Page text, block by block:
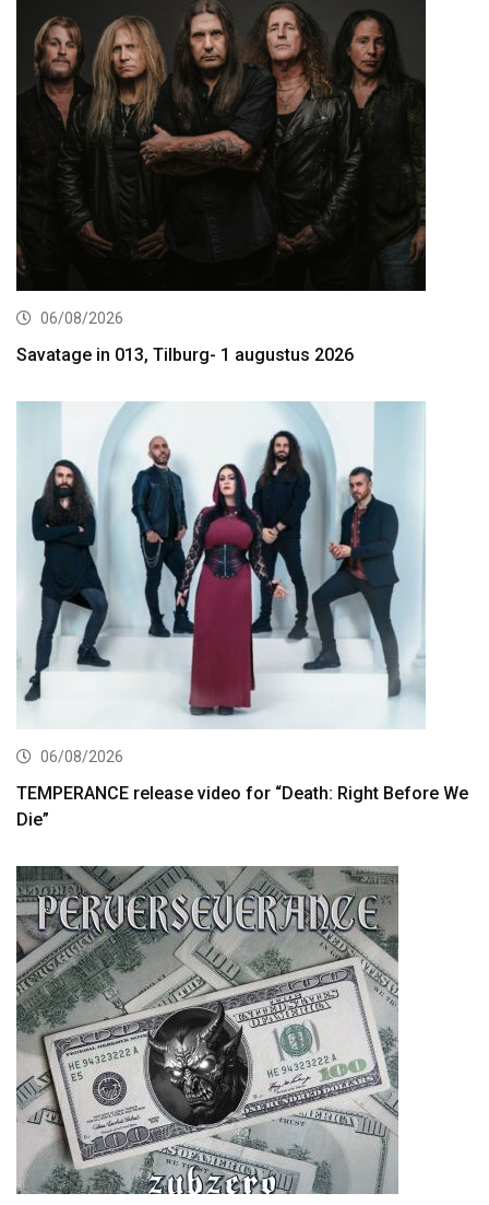
06/08/2026
Savatage in 013, Tilburg- 1 augustus 2026
06/08/2026
TEMPERANCE release video for “Death: Right Before We
Die”